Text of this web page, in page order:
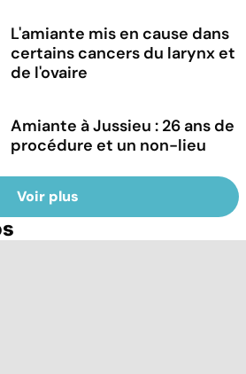
L'amiante mis en cause dans
certains cancers du larynx et
de l'ovaire
Amiante à Jussieu : 26 ans de
procédure et un non-lieu
Voir plus